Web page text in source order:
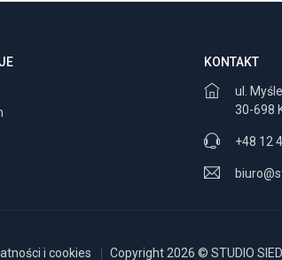
KONTAKT
ul.
30-698
+48 12
i cookies Copyright 2026 © STUDIO